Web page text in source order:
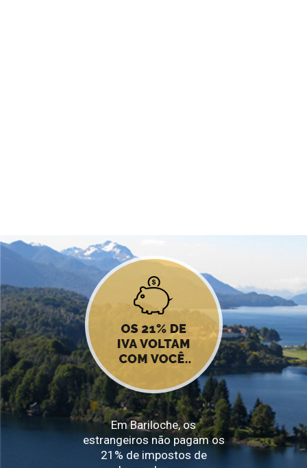
Em Bariloche, os
estrangeiros não pagam os
21% de impostos de